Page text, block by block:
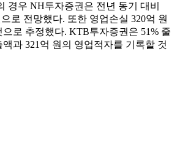
경우 NH투자증권은 전년 동기 대비
로 전망했다. 또한 영업손실 320억 원
로 추정했다. KTB투자증권은 51% 줄
과 321억 원의 영업적자를 기록할 것